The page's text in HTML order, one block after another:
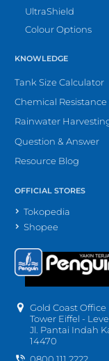
UltraShield
Colour Options
KNOWLEDGE
Tank Size Calculator
Chemical
Rainwater
Question & Answer
Resource Blog
OFFICIAL STORES
Tokopedia
Shopee
Gold Coast Office
Tower Eiffel -
Jl. Pantai Indah
14470